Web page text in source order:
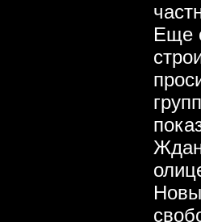
Еще